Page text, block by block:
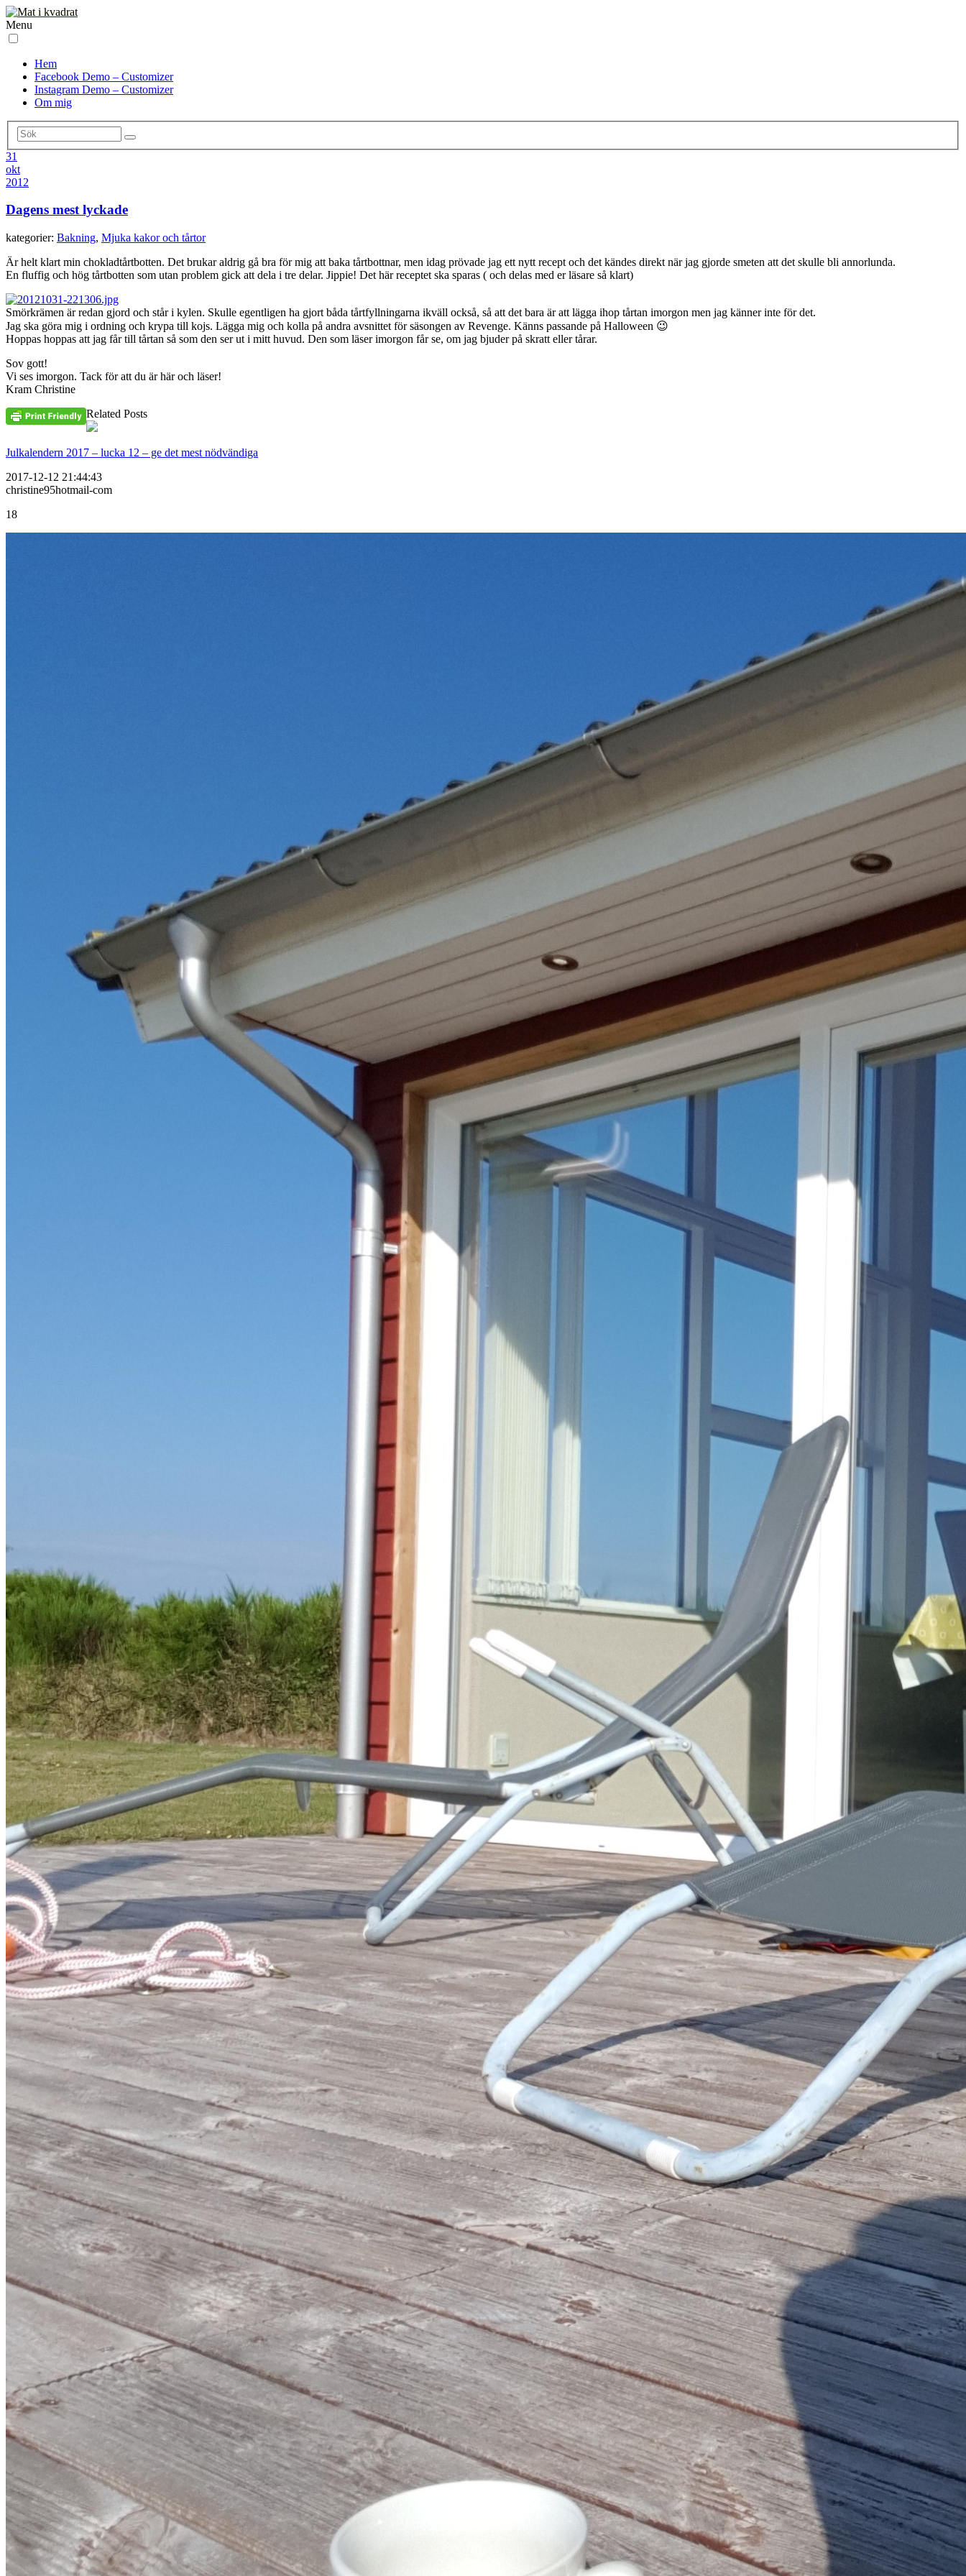
Menu
Hem
Facebook Demo – Customizer
Instagram Demo – Customizer
Om mig
31
okt
2012
Dagens mest lyckade
kategorier: Bakning, Mjuka kakor och tårtor
Är helt klart min chokladtårtbotten. Det brukar aldrig gå bra för mig att baka tårtbottnar, men idag prövade jag ett nytt recept och det kändes direkt när jag gjorde smeten att det skulle bli annorlunda.
En fluffig och hög tårtbotten som utan problem gick att dela i tre delar. Jippie! Det här receptet ska sparas ( och delas med er läsare så klart)
Smörkrämen är redan gjord och står i kylen. Skulle egentligen ha gjort båda tårtfyllningarna ikväll också, så att det bara är att lägga ihop tårtan imorgon men jag känner inte för det.
Jag ska göra mig i ordning och krypa till kojs. Lägga mig och kolla på andra avsnittet för säsongen av Revenge. Känns passande på Halloween 😉
Hoppas hoppas att jag får till tårtan så som den ser ut i mitt huvud. Den som läser imorgon får se, om jag bjuder på skratt eller tårar.
Sov gott!
Vi ses imorgon. Tack för att du är här och läser!
Kram Christine
Related Posts
Julkalendern 2017 – lucka 12 – ge det mest nödvändiga
2017-12-12 21:44:43
christine95hotmail-com
18